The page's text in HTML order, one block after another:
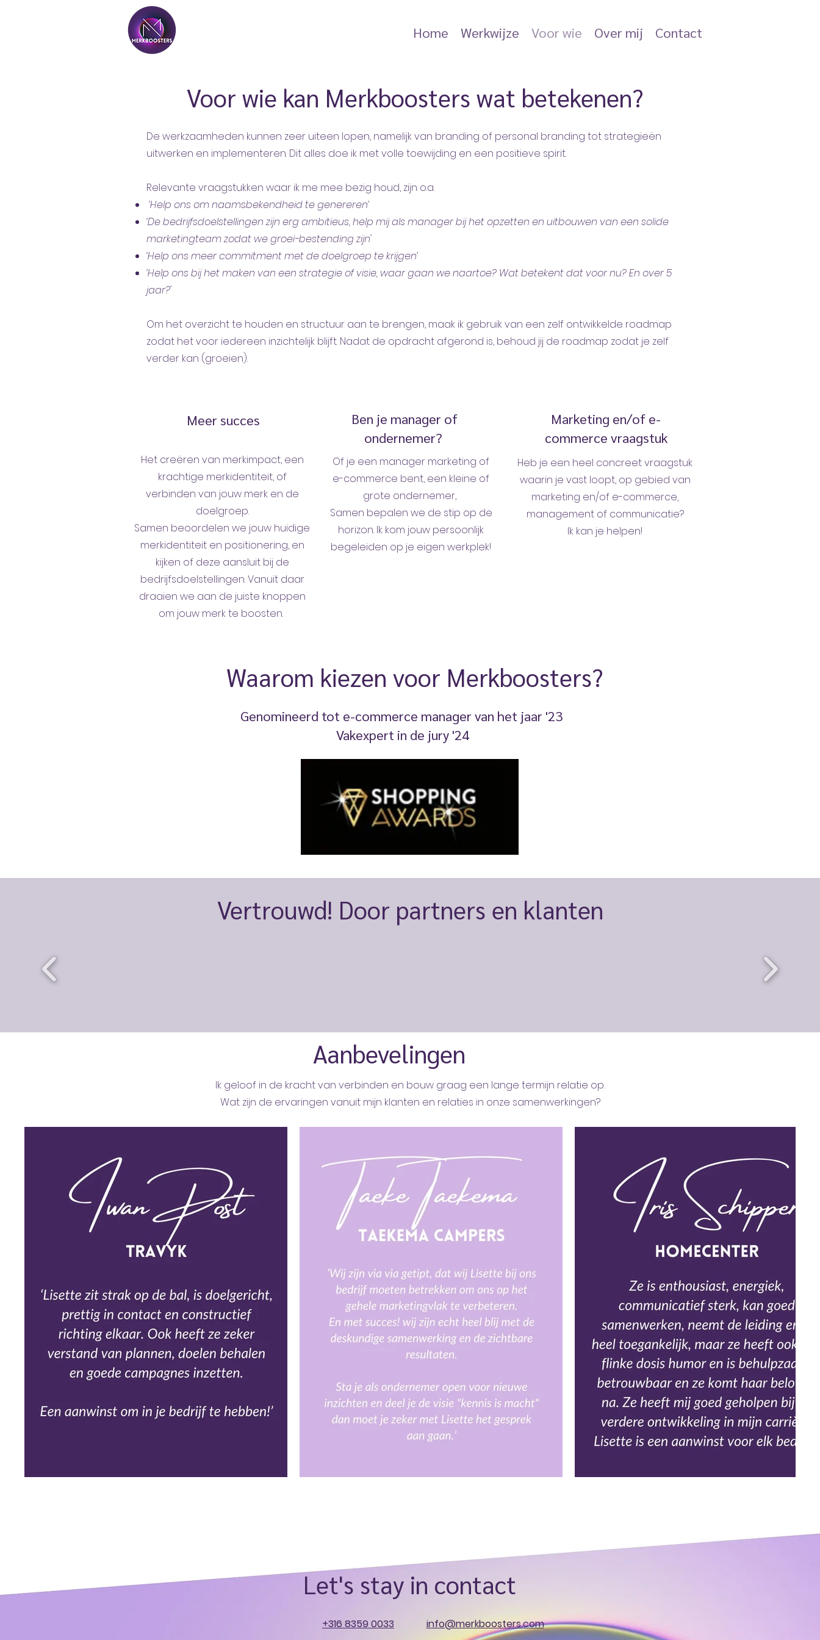
Home Werkwijze Voor wie Over mij Contact
Voor wie kan Merkboosters wat betekenen?
De werkzaamheden kunnen zeer uiteen lopen, namelijk van branding of personal branding tot strategieën
uitwerken en implementeren. Dit alles doe ik met volle toewijding en een positieve spirit.
Relevante vraagstukken waar ik me mee bezig houd, zijn o.a.
‘Help ons om naamsbekendheid te genereren’
‘De bedrijfsdoelstellingen zijn erg ambitieus, help mij als manager bij het opzetten en uitbouwen van een solide
marketingteam zodat we groei-bestending zijn'
‘Help ons meer commitment met de doelgroep te krijgen’
‘Help ons bij het maken van een strategie of visie, waar gaan we naartoe? Wat betekent dat voor nu? En over 5
jaar?'
Om het overzicht te houden en structuur aan te brengen, maak ik gebruik van een zelf ontwikkelde roadmap
zodat het voor iedereen inzichtelijk blijft. Nadat de opdracht afgerond is, behoud jij de roadmap zodat je zelf
verder kan (groeien).
Meer succes
Het creëren van merkimpact, een
krachtige merkidentiteit, of
verbinden van jouw merk en de
doelgroep.
Samen beoordelen we jouw huidige
merkidentiteit en positionering, en
kijken of deze aansluit bij de
bedrijfsdoelstellingen. Vanuit daar
draaien we aan de juiste knoppen
om jouw merk te boosten.
Ben je manager of
ondernemer?
Of je een manager marketing of
e-commerce bent, een kleine of
grote ondernemer,
Samen bepalen we de stip op de
horizon. Ik kom jouw persoonlijk
begeleiden op je eigen werkplek!
Marketing en/of e-
commerce vraagstuk
Heb je een heel concreet vraagstuk
waarin je vast loopt, op gebied van
marketing en/of e-commerce,
management of communicatie?
Ik kan je helpen!
Waarom kiezen voor Merkboosters?
Genomineerd tot e-commerce manager van het jaar '23
Vakexpert in de jury '24
Vertrouwd! Door partners en klanten
Aanbevelingen
Ik geloof in de kracht van verbinden en bouw graag een lange termijn relatie op.
Wat zijn de ervaringen vanuit mijn klanten en relaties in onze samenwerkingen?
Let's stay in contact
+316 8359 0033 info@merkboosters.com